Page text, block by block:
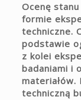
Ocenę
formie
techniczne.
podstawie
z kolei
badaniami i
materiałów.
techniczną